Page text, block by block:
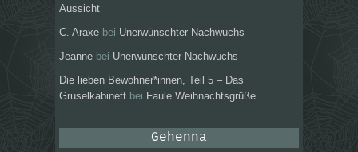
Aussicht
C. Araxe bei Unerwünschter Nachwuchs
Jeanne bei Unerwünschter Nachwuchs
Die lieben Bewohner*innen, Teil 5 – Das
Gruselkabinett bei Faule Weihnachtsgrüße
Gehenna